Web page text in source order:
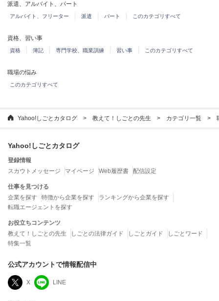
派遣、アルバイト、パート
アルバイト、フリーター 派遣 パート このカテゴリすべて
資格、習い事
資格 簿記 専門学校、職業訓練 習い事 このカテゴリすべて
職場の悩み
このカテゴリすべて
Yahoo!しごとカタログ 教えて！しごとの先生 カテゴリ一覧
Yahoo!しごとカタログ
登録情報
スカウトメッセージ
マイページ Web履歴書 配信設定
仕事を見つける
企業を探す
特徴から企業を探す
ランキングから企業を探す
転職エージェントを探す
お役立ちコンテンツ
教えて！しごとの先生
しごとの法律ガイド しごとガイド
しごとワード
特集一覧
公式アカウントで情報配信中
X LINE